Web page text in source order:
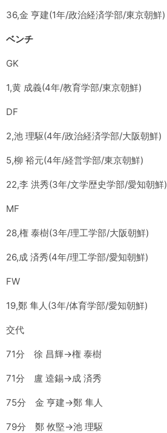
36,金 亨建(1年/政治経済学部/東京朝鮮)
ベンチ
GK
1,黄 成義(4年/教育学部/東京朝鮮)
DF
2,池 理駆(4年/政治経済学部/大阪朝鮮)
5,柳 裕元(4年/経営学部/東京朝鮮)
22,李 洪秀(3年/文学歴史学部/愛知朝鮮)
MF
28,権 泰樹(3年/理工学部/大阪朝鮮)
26,成 済秀(4年/理工学部/愛知朝鮮)
FW
19,鄭 隼人(3年/体育学部/愛知朝鮮)
交代
71分 徐 昌輝→権 泰樹
71分 盧 逵錫→成 済秀
75分 金 亨建→鄭 隼人
79分 鄭 攸堅→池 理駆